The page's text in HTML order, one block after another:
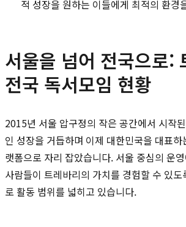
적 성장을 원하는 이들에게 최적의 환경
서울을 넘어 전국으로:
전국 독서모임 현황
2015년 서울 압구정의 작은 공간에서 시작
인 성장을 거듭하며 이제 대한민국을 대표하
랫폼으로 자리 잡았습니다. 서울 중심의 운
사람들이 트레바리의 가치를 경험할 수 있
로 활동 범위를 넓히고 있습니다.